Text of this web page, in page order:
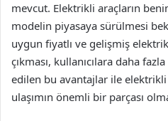
mevcut. Elektrikli araçların
modelin piyasaya sürülmesi
uygun fiyatlı ve gelişmiş
çıkması, kullanıcılara daha
edilen bu avantajlar ile
ulaşımın önemli bir parçası